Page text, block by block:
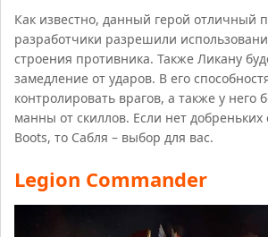
Как известно, данный герой
разработчики разрешили
строения противника. Также Ликану
замедление от ударов. В его
контролировать врагов, а также у него
манны от скиллов. Если нет добреньких
Boots, то Сабля – выбор для вас.
Legion Commander